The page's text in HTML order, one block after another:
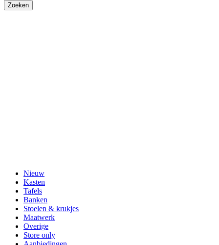
Nieuw
Kasten
Tafels
Banken
Stoelen & krukjes
Maatwerk
Overige
Store only